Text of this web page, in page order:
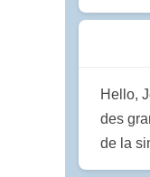
Hello,
des
de la